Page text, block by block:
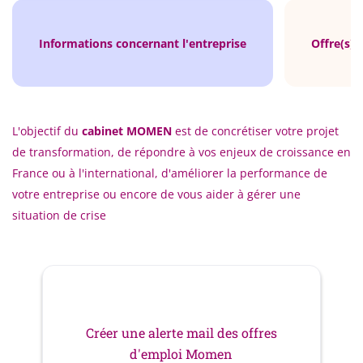
Informations concernant l'entreprise Offre(s)
L'objectif du cabinet MOMEN est de concrétiser votre projet
de transformation, de répondre à vos enjeux de croissance en
France ou à l'international, d'améliorer la performance de
votre entreprise ou encore de vous aider à gérer une
situation de crise
Créer une alerte mail des offres
d'emploi Momen